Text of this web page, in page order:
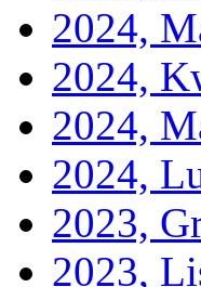
2024,
2024,
2024,
2024,
2023,
2023,